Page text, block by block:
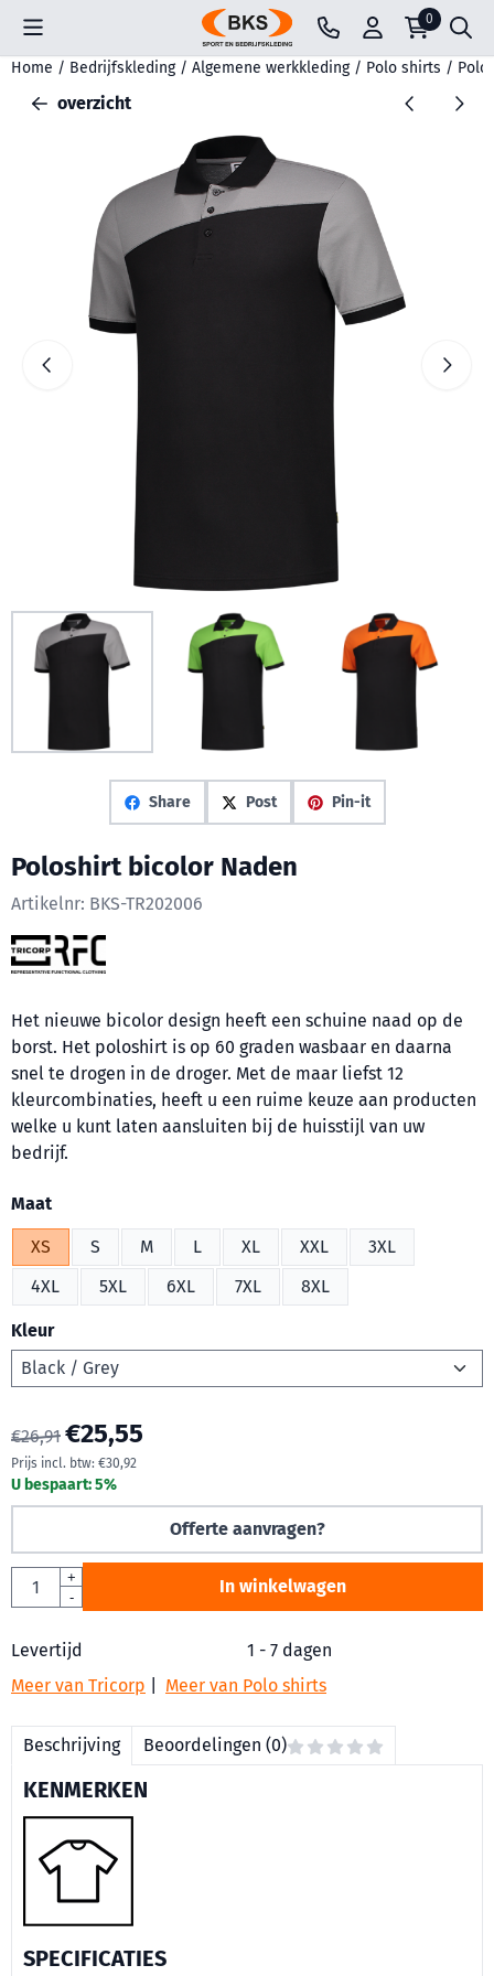
Cookievoorkeuren zijn beschikbaar. Kies instellingen of sta
0
Home / Bedrijfskleding / Algemene werkkleding / Polo shirts /
overzicht
Share Post Pin-it
Poloshirt bicolor Naden
Artikelnr: BKS-TR202006
Het nieuwe bicolor design heeft een schuine naad op de
borst. Het poloshirt is op 60 graden wasbaar en daarna
snel te drogen in de droger. Met de maar liefst 12
kleurcombinaties, heeft u een ruime keuze aan producten
welke u kunt laten aansluiten bij de huisstijl van uw
bedrijf.
Maak een keuze voor
Maat
XS S M L XL XXL
3XL
4XL
5XL 6XL 7XL 8XL
Kleur
€26,91 €25,55
Prijs incl. btw: €30,92
U bespaart:5%
Offerte aanvragen?
Aantal
+
-
In winkelwagen
Levertijd
1 - 7 dagen
Meer van Tricorp
Meer van Polo shirts
Beschrijving Beoordelingen (0)
KENMERKEN
SPECIFICATIES